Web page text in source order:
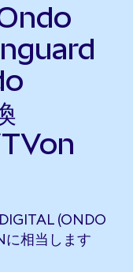
(ONDO
に相当します